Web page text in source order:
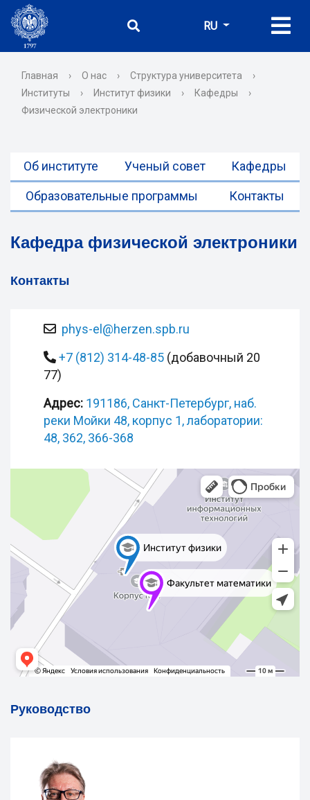
RU
Главная › О нас › Структура университета
›
Институты
› Институт физики › Кафедры
›
Физической электроники
Об институте Ученый совет Кафедры
Образовательные программы Контакты
Кафедра физической электроники
Контакты
phys-el@herzen.spb.ru
+7 (812) 314-48-85 (добавочный 20
77)
Адрес: 191186, Санкт-Петербург, наб.
реки Мойки 48, корпус 1, лаборатории:
48, 362, 366-368
Руководство